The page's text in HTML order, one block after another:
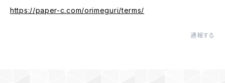
https://paper-c.com/orimeguri/terms/
通報する